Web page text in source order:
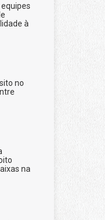
à
no
na